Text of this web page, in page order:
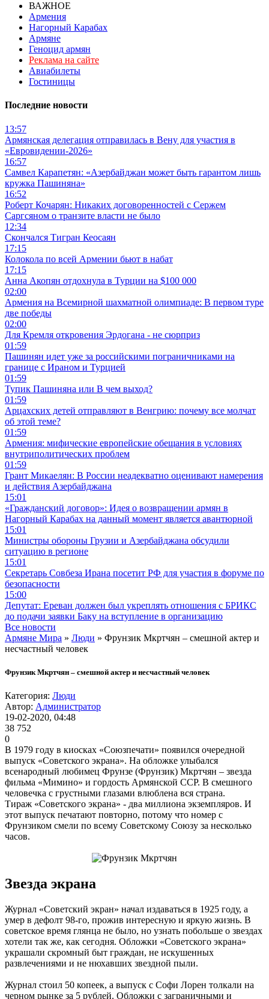
ВАЖНОЕ
Армения
Нагорный Карабах
Армяне
Геноцид армян
Реклама на сайте
Авиабилеты
Гостиницы
Последние новости
13:57
Армянская делегация отправилась в Вену для участия в
«Евровидении-2026»
16:57
Самвел Карапетян: «Азербайджан может быть гарантом лишь
кружка Пашиняна»
16:52
Роберт Кочарян: Никаких договоренностей с Сержем
Саргсяном о транзите власти не было
12:34
Скончался Тигран Кеосаян
17:15
Колокола по всей Армении бьют в набат
17:15
Анна Акопян отдохнула в Турции на $100 000
02:00
Армения на Всемирной шахматной олимпиаде: В первом туре
две победы
02:00
Для Кремля откровения Эрдогана - не сюрприз
01:59
Пашинян идет уже за российскими пограничниками на
границе с Ираном и Турцией
01:59
Тупик Пашиняна или В чем выход?
01:59
Арцахских детей отправляют в Венгрию: почему все молчат
об этой теме?
01:59
Армения: мифические европейские обещания в условиях
внутриполитических проблем
01:59
Грант Микаелян: В России неадекватно оценивают намерения
и действия Азербайджана
15:01
«Гражданский договор»: Идея о возвращении армян в
Нагорный Карабах на данный момент является авантюрной
15:01
Министры обороны Грузии и Азербайджана обсудили
ситуацию в регионе
15:01
Секретарь Совбеза Ирана посетит РФ для участия в форуме по
безопасности
15:00
Депутат: Ереван должен был укреплять отношения с БРИКС
до подачи заявки Баку на вступление в организацию
Все новости
Армяне Мира » Люди » Фрунзик Мкртчян – смешной актер и
несчастный человек
Фрунзик Мкртчян – смешной актер и несчастный человек
Категория: Люди
Автор: Администратор
19-02-2020, 04:48
38 752
0
В 1979 году в киосках «Союзпечати» появился очередной
выпуск «Советского экрана». На обложке улыбался
всенародный любимец Фрунзе (Фрунзик) Мкртчян – звезда
фильма «Мимино» и гордость Армянской ССР. В смешного
человечка с грустными глазами влюблена вся страна.
Тираж «Советского экрана» - два миллиона экземпляров. И
этот выпуск печатают повторно, потому что номер с
Фрунзиком смели по всему Советскому Союзу за несколько
часов.
Звезда экрана
Журнал «Советский экран» начал издаваться в 1925 году, а
умер в дефолт 98-го, прожив интересную и яркую жизнь. В
советское время глянца не было, но узнать побольше о звездах
хотели так же, как сегодня. Обложки «Советского экрана»
украшали скромный быт граждан, не искушенных
развлечениями и не нюхавших звездной пыли.
Журнал стоил 50 копеек, а выпуск с Софи Лорен толкали на
черном рынке за 5 рублей. Обложки с заграничными и